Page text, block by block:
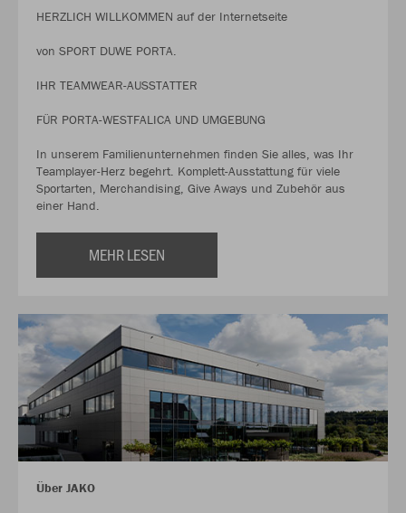
HERZLICH WILLKOMMEN auf der Internetseite
von SPORT DUWE PORTA.
IHR TEAMWEAR-AUSSTATTER
FÜR PORTA-WESTFALICA UND UMGEBUNG
In unserem Familienunternehmen finden Sie alles, was Ihr
Teamplayer-Herz begehrt. Komplett-Ausstattung für viele
Sportarten, Merchandising, Give Aways und Zubehör aus
einer Hand.
MEHR LESEN
Über JAKO